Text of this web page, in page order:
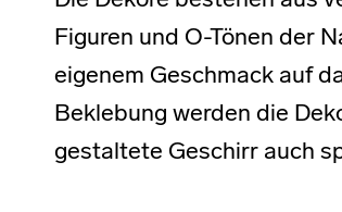
Figuren und O-Tönen der
eigenem Geschmack auf
Beklebung werden die
gestaltete Geschirr auch